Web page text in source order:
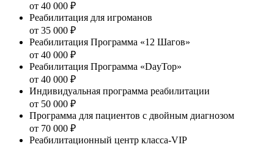
от 40 000 ₽
Реабилитация для игроманов
от 35 000 ₽
Реабилитация Программа «12 Шагов»
от 40 000 ₽
Реабилитация Программа «DayTop»
от 40 000 ₽
Индивидуальная программа реабилитации
от 50 000 ₽
Программа для пациентов с двойным диагнозом
от 70 000 ₽
Реабилитационный центр класса-VIP